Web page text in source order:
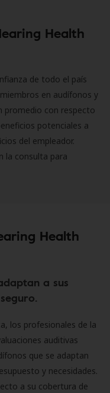
Health
de todo el país
en audífonos y
promedio con respecto
potenciales a
del empleador.
la consulta para
Health
a sus
los profesionales de la
auditivas
que se adaptan
y necesidades.
a su cobertura de